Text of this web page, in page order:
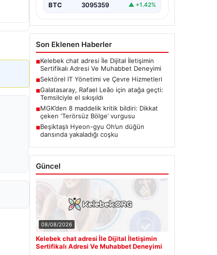
BTC 3095359 ▲ +1.42%
Son Eklenen Haberler
■Kelebek chat adresi İle Dijital İletişimin
Sertifikalı Adresi Ve Muhabbet Deneyimi
■Sektörel IT Yönetimi ve Çevre Hizmetleri
■Galatasaray, Rafael Leão için atağa geçti:
Temsilciyle el sıkışıldı
■MGK’den 8 maddelik kritik bildiri: Dikkat
çeken ‘Terörsüz Bölge’ vurgusu
■Beşiktaşlı Hyeon-gyu Oh’un düğün
dansında yakaladığı coşku
Güncel
08/08/2026
Kelebek chat adresi İle Dijital İletişimin
Sertifikalı Adresi Ve Muhabbet Deneyimi